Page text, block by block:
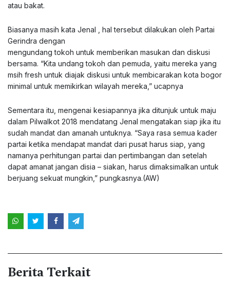
atau bakat.
Biasanya masih kata Jenal , hal tersebut dilakukan oleh Partai
Gerindra dengan
mengundang tokoh untuk memberikan masukan dan diskusi
bersama. “Kita undang tokoh dan pemuda, yaitu mereka yang
msih fresh untuk diajak diskusi untuk membicarakan kota bogor
minimal untuk memikirkan wilayah mereka,” ucapnya
Sementara itu, mengenai kesiapannya jika ditunjuk untuk maju
dalam Pilwalkot 2018 mendatang Jenal mengatakan siap jika itu
sudah mandat dan amanah untuknya. “Saya rasa semua kader
partai ketika mendapat mandat dari pusat harus siap, yang
namanya perhitungan partai dan pertimbangan dan setelah
dapat amanat jangan disia – siakan, harus dimaksimalkan untuk
berjuang sekuat mungkin,” pungkasnya.(AW)
Berita Terkait